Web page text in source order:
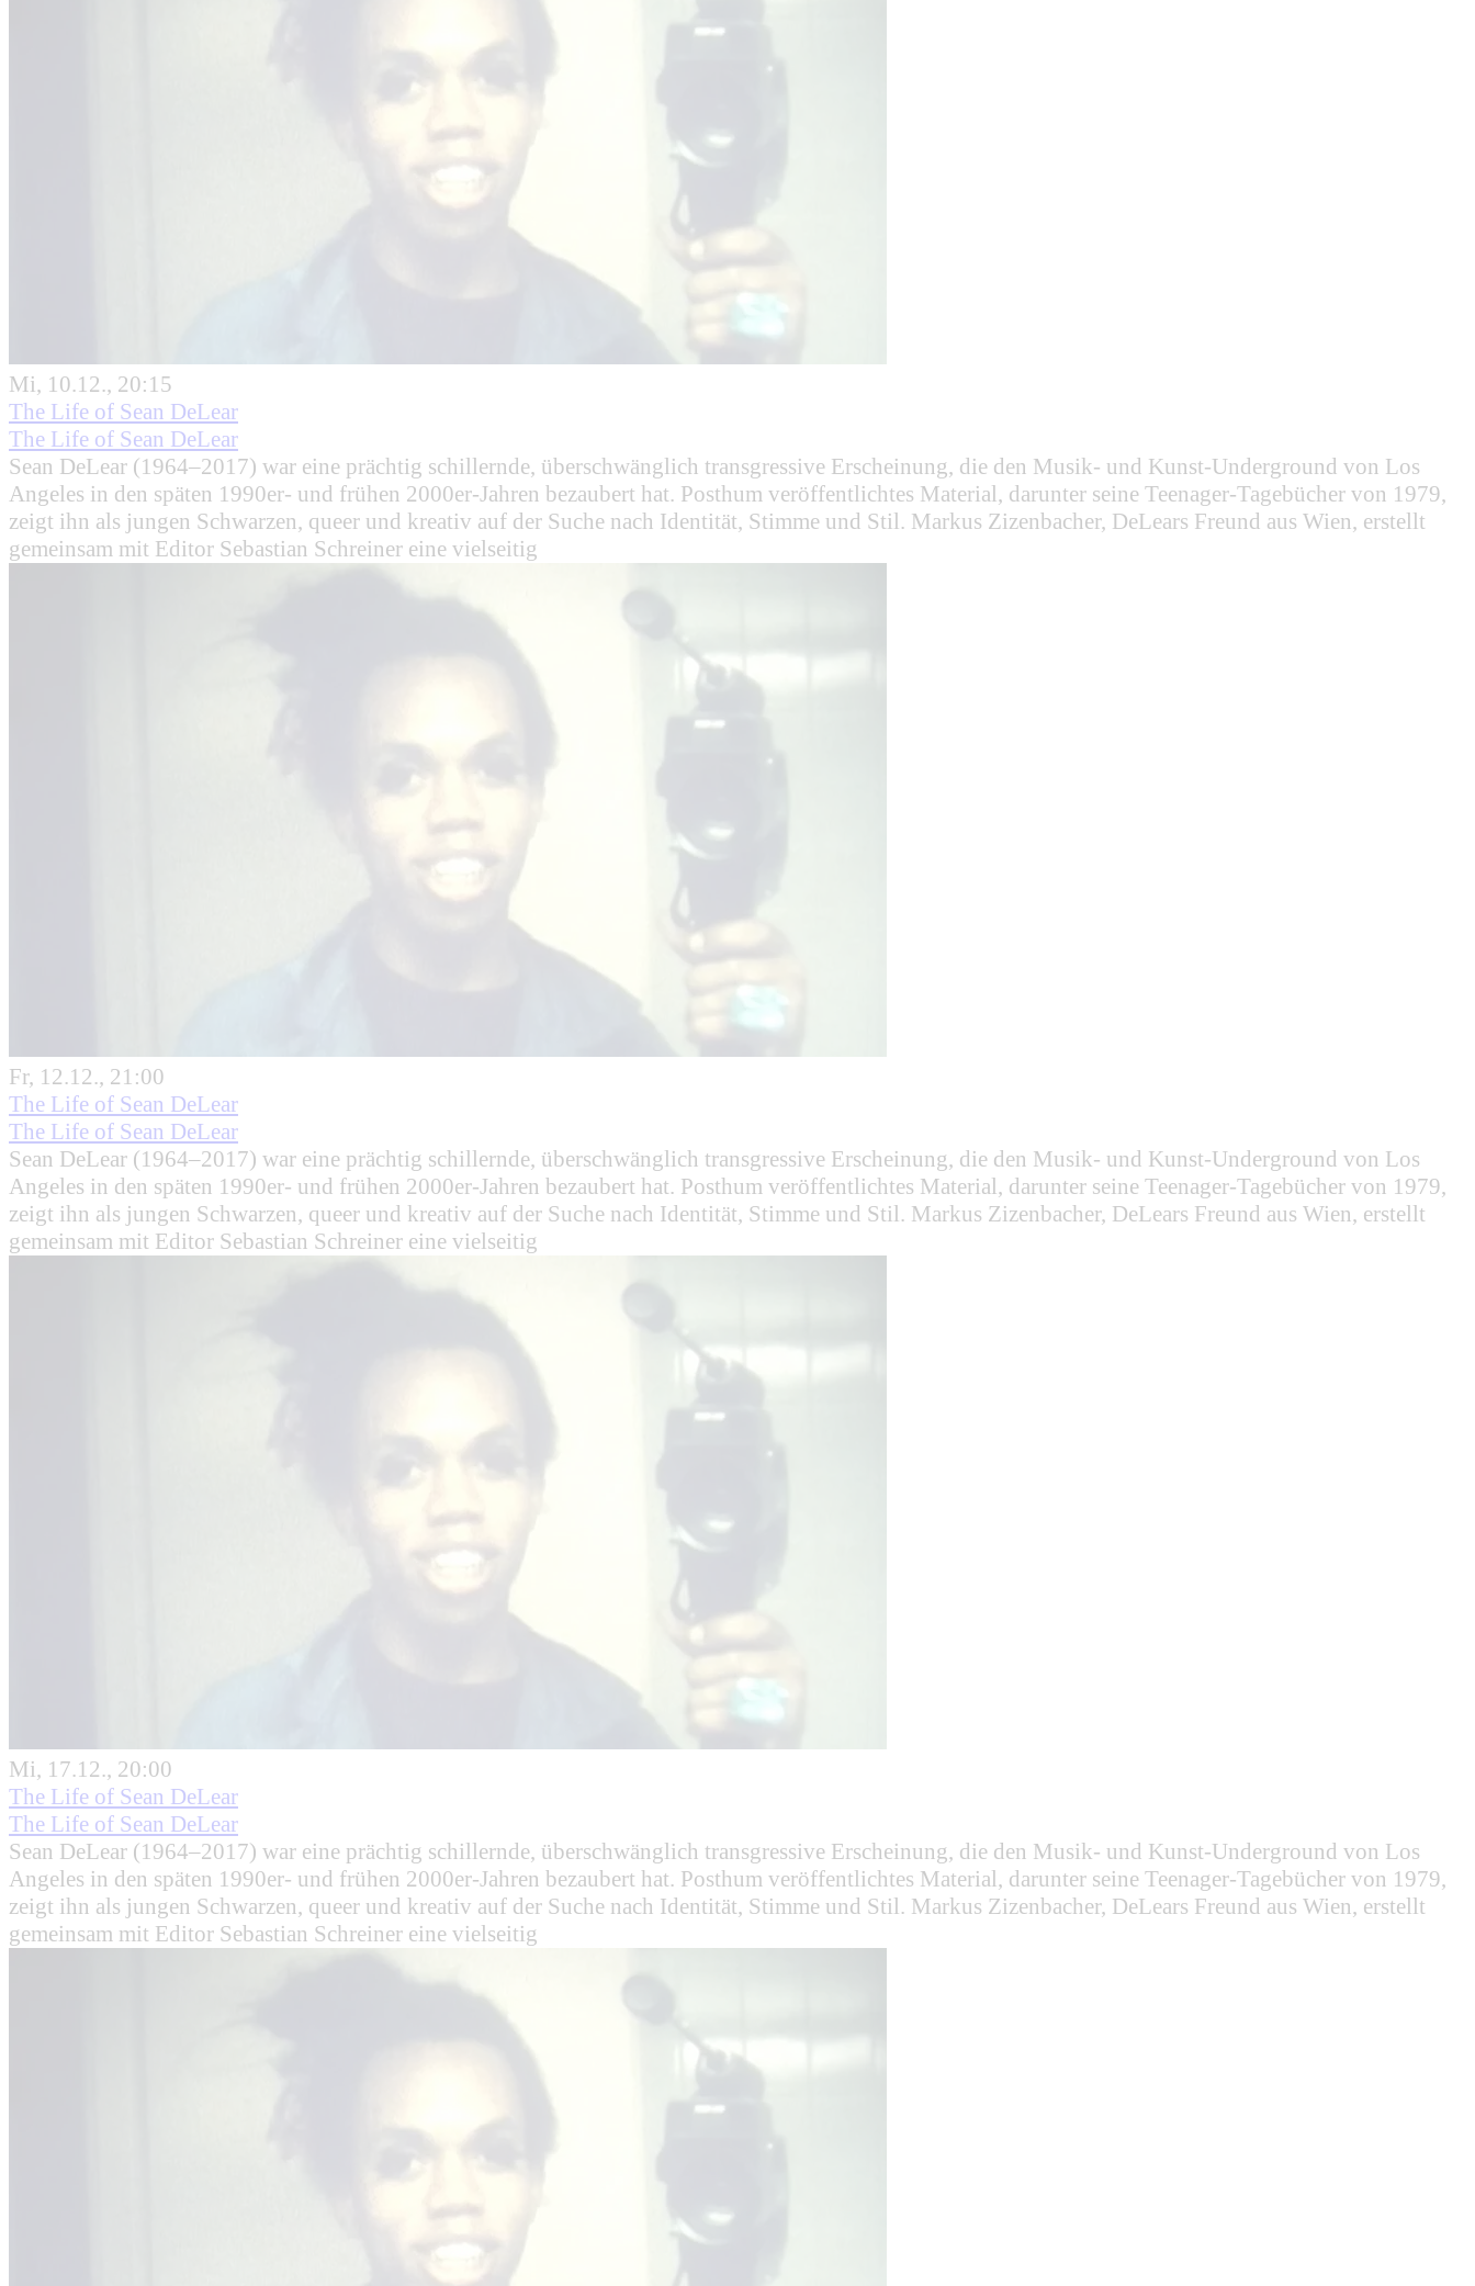
Mi, 10.12., 20:15
The Life of Sean DeLear
The Life of Sean DeLear
Sean DeLear (1964–2017) war eine prächtig schillernde, überschwänglich transgressive Erscheinung, die den Musik- und Kunst-Underground von Los
Angeles in den späten 1990er- und frühen 2000er-Jahren bezaubert hat. Posthum veröffentlichtes Material, darunter seine Teenager-Tagebücher von 1979,
zeigt ihn als jungen Schwarzen, queer und kreativ auf der Suche nach Identität, Stimme und Stil. Markus Zizenbacher, DeLears Freund aus Wien, erstellt
gemeinsam mit Editor Sebastian Schreiner eine vielseitig
Fr, 12.12., 21:00
The Life of Sean DeLear
The Life of Sean DeLear
Sean DeLear (1964–2017) war eine prächtig schillernde, überschwänglich transgressive Erscheinung, die den Musik- und Kunst-Underground von Los
Angeles in den späten 1990er- und frühen 2000er-Jahren bezaubert hat. Posthum veröffentlichtes Material, darunter seine Teenager-Tagebücher von 1979,
zeigt ihn als jungen Schwarzen, queer und kreativ auf der Suche nach Identität, Stimme und Stil. Markus Zizenbacher, DeLears Freund aus Wien, erstellt
gemeinsam mit Editor Sebastian Schreiner eine vielseitig
Mi, 17.12., 20:00
The Life of Sean DeLear
The Life of Sean DeLear
Sean DeLear (1964–2017) war eine prächtig schillernde, überschwänglich transgressive Erscheinung, die den Musik- und Kunst-Underground von Los
Angeles in den späten 1990er- und frühen 2000er-Jahren bezaubert hat. Posthum veröffentlichtes Material, darunter seine Teenager-Tagebücher von 1979,
zeigt ihn als jungen Schwarzen, queer und kreativ auf der Suche nach Identität, Stimme und Stil. Markus Zizenbacher, DeLears Freund aus Wien, erstellt
gemeinsam mit Editor Sebastian Schreiner eine vielseitig